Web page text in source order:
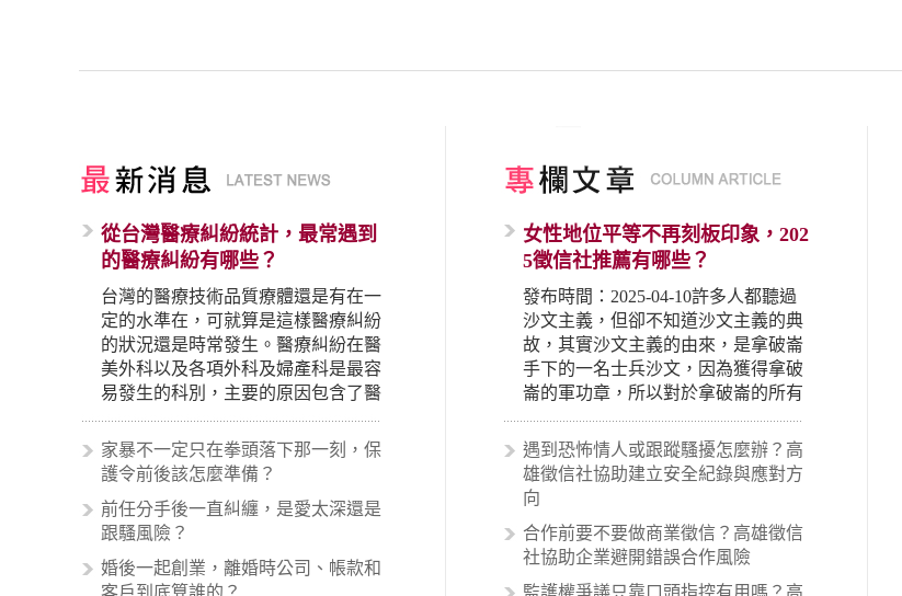
從台灣醫療糾紛統計，最常遇到
的醫療糾紛有哪些？
台灣的醫療技術品質療體還是有在一
定的水準在，可就算是這樣醫療糾紛
的狀況還是時常發生。醫療糾紛在醫
美外科以及各項外科及婦產科是最容
易發生的科別，主要的原因包含了醫
生未盡告知義務、醫療處置疏失、手
術疏失、術後照顧失當、醫療費用的
收取。雖然醫學進步，但醫生與病患
案例中最後都走向訴訟流程，我們如
果不幸遇到相關醫療糾紛時究竟該怎
麼處理呢？醫療糾紛相關的內容其實
非常多，有些案例…
家暴不一定只在拳頭落下那一刻，保
護令前後該怎麼準備？
前任分手後一直糾纏，是愛太深還是
跟騷風險？
婚後一起創業，離婚時公司、帳款和
客戶到底算誰的？
女性地位平等不再刻板印象，202
5徵信社推薦有哪些？
發布時間：2025-04-10許多人都聽過
沙文主義，但卻不知道沙文主義的典
故，其實沙文主義的由來，是拿破崙
手下的一名士兵沙文，因為獲得拿破
崙的軍功章，所以對於拿破崙的所有
事蹟和政策產生狂熱崇拜，形成偏執
的狀況，所以沙文主義後來就被拿來
暗指偏見和歧視，而且有沙文主義傾
向的人，通常對於自己的國家和民族
國家的人，所以沙文主義也廣泛應用
在種族歧視的說法，甚至還出現了男
性沙文…
遇到恐怖情人或跟蹤騷擾怎麼辦？高
雄徵信社協助建立安全紀錄與應對方
向
合作前要不要做商業徵信？高雄徵信
社協助企業避開錯誤合作風險
監護權爭議只靠口頭指控有用嗎？高